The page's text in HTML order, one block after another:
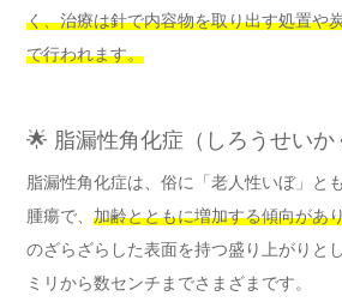
く、治療は針で内容物を取り出す処置や
で行われます。
🌟 脂漏性角化症（しろうせいか
脂漏性角化症は、俗に「老人性いぼ」と
腫瘍で、 加齢とともに増加する傾向があ
のざらざらした表面を持つ盛り上がりと
ミリから数センチまでさまざまです。